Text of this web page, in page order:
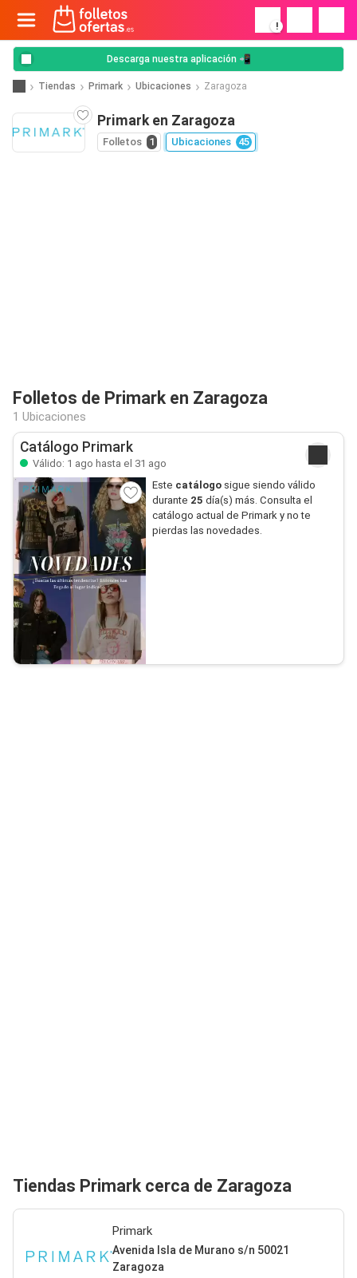
!
Descarga nuestra aplicación 📲
Tiendas Primark Ubicaciones Zaragoza
Primark en Zaragoza
Folletos 1 Ubicaciones 45
Folletos de Primark en Zaragoza
1 Ubicaciones
Catálogo Primark
Válido: 1 ago hasta el 31 ago
Este catálogosigue siendo válido
durante 25 día(s) más. Consulta el
catálogo actual de Primark y no te
pierdas las novedades.
Tiendas Primark cerca de Zaragoza
Primark
Avenida Isla de Murano s/n 50021
Zaragoza